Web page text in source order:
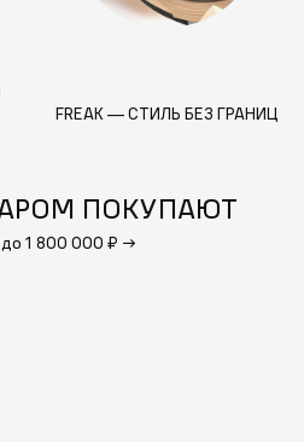
FREAK — СТИЛЬ БЕЗ ГРАНИЦ
ПОКУПАЮТ
1 800 000 ₽ →